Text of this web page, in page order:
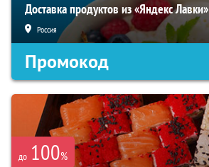
Доставка продуктов из «Яндекс Лавки»
Россия
Промокод
до 100%